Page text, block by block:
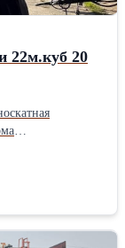
22м.куб 20
27 000, г/п